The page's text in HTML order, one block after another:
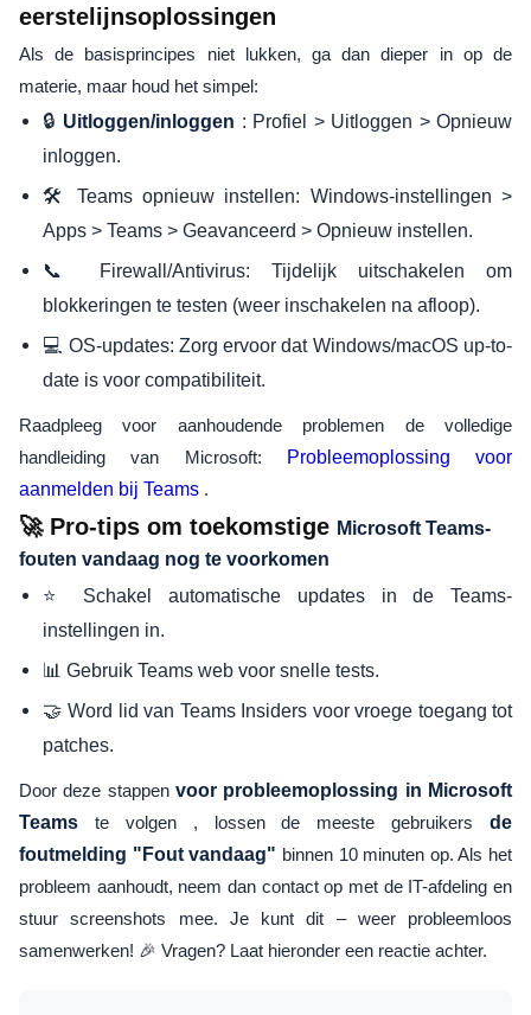
eerstelijnsoplossingen
Als de basisprincipes niet lukken, ga dan dieper in op de
materie, maar houd het simpel:
🔒 Uitloggen/inloggen : Profiel > Uitloggen > Opnieuw
inloggen.
🛠️ Teams opnieuw instellen: Windows-instellingen >
Apps > Teams > Geavanceerd > Opnieuw instellen.
📞 Firewall/Antivirus: Tijdelijk uitschakelen om
blokkeringen te testen (weer inschakelen na afloop).
💻 OS-updates: Zorg ervoor dat Windows/macOS up-to-
date is voor compatibiliteit.
Raadpleeg voor aanhoudende problemen de volledige
handleiding van Microsoft:
Probleemoplossing voor
aanmelden bij Teams .
🚀 Pro-tips om toekomstige Microsoft Teams-
fouten vandaag nog te voorkomen
⭐ Schakel automatische updates in de Teams-
instellingen in.
📊 Gebruik Teams web voor snelle tests.
🤝 Word lid van Teams Insiders voor vroege toegang tot
patches.
Door deze stappen voor probleemoplossing in Microsoft
Teams te volgen , lossen de meeste gebruikers de
foutmelding "Fout vandaag" binnen 10 minuten op. Als het
probleem aanhoudt, neem dan contact op met de IT-afdeling en
stuur screenshots mee. Je kunt dit – weer probleemloos
samenwerken! 🎉 Vragen? Laat hieronder een reactie achter.